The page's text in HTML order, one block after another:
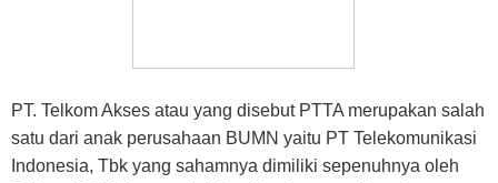
PT. Telkom Akses atau yang disebut PTTA merupakan salah
satu dari anak perusahaan BUMN yaitu PT Telekomunikasi
Indonesia, Tbk yang sahamnya dimiliki sepenuhnya oleh